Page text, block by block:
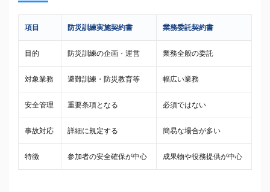
項目 防災訓練実施契約書 業務委託契約書
目的 防災訓練の企画・運営 業務全般の委託
対象業務 避難訓練・防災教育等 幅広い業務
安全管理 重要条項となる 必須ではない
事故対応 詳細に規定する 簡易な場合が多い
特徴 参加者の安全確保が中心 成果物や役務提供が中心